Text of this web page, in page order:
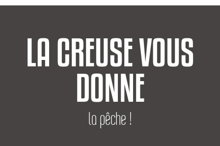
LA CREUSE VOUS
DONNE
la pêche !